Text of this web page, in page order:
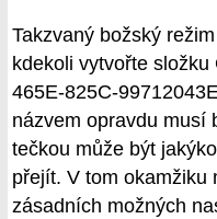
Takzvaný božský
kdekoli vytvořte
465E-825C-
názvem opravdu musí
tečkou může být
přejít. V tom okamžiku
zásadních možných